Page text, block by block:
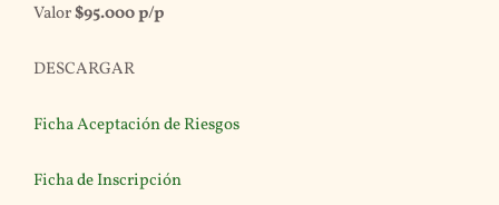
Valor$95.000 p/p
DESCARGAR
Ficha Aceptación de Riesgos
Ficha de Inscripción